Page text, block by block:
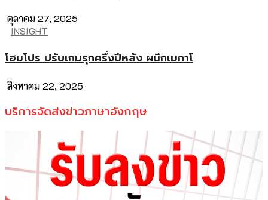
ตุลาคม 27, 2025
INSIGHT
โฮมโปร ปรับเกมรุกครึ่งปีหลัง ผนึกเมกาโ
สิงหาคม 22, 2025
บริการจัดส่งข่าวภาษาอังกฤษ